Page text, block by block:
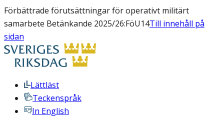
Förbättrade förutsättningar för operativt militärt
samarbete Betänkande 2025/26:FöU14Till innehåll på
sidan
Lättläst
Teckenspråk
In English